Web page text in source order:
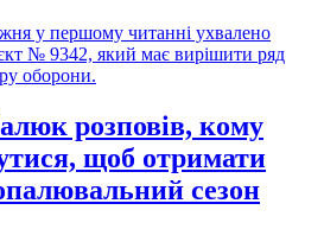
у першому читанні ухвалено
№ 9342, який має вирішити ряд
оборони.
розповів, кому
щоб отримати
сезон